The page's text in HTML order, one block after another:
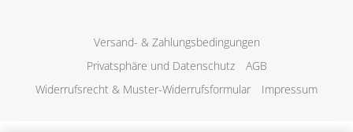
Versand- & Zahlungsbedingungen
Privatsphäre und Datenschutz
AGB
Widerrufsrecht & Muster-Widerrufsformular
Impressum